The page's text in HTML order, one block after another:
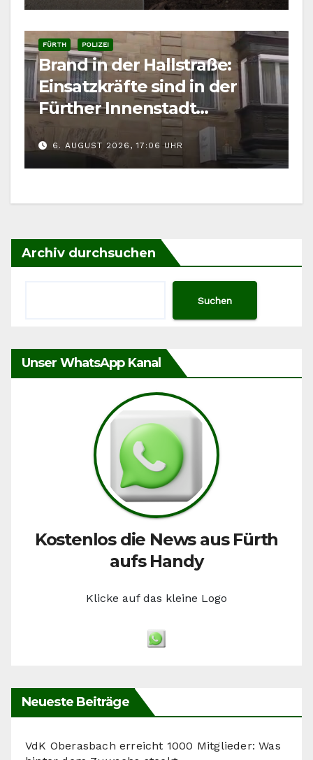
FÜRTH POLIZEI
Brand in der Hallstraße:
Einsatzkräfte sind in der
Fürther Innenstadt
gefordert
6. AUGUST 2026, 17:06 UHR
Archiv durchsuchen
Suchen
Unser WhatsApp Kanal
Kostenlos die News aus Fürth
aufs Handy
Klicke auf das kleine Logo
Neueste Beiträge
VdK Oberasbach erreicht 1000 Mitglieder: Was